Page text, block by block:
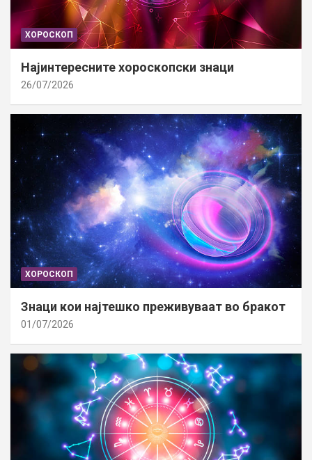
ХОРОСКОП
Најинтересните хороскопски знаци
26/07/2026
ХОРОСКОП
Знаци кои најтешко преживуваат во бракот
01/07/2026